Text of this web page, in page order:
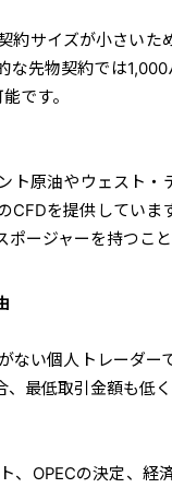
約サイズが小さいた
な先物契約では
です。
ト原油やウェスト・
CFDを提供してい
ージャーを持つこと
ない個人トレーダー
最低取引金額も低
、OPECの決定、経